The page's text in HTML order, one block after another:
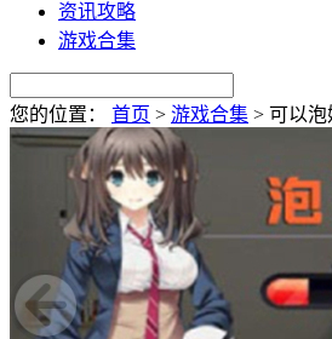
资讯攻略
游戏合集
您的位置： 首页 > 游戏合集 > 可以泡